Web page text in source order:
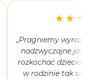
„Pragniemy wyrazić
nadzwyczajne jak
rozkochać
w rodzinie tak się